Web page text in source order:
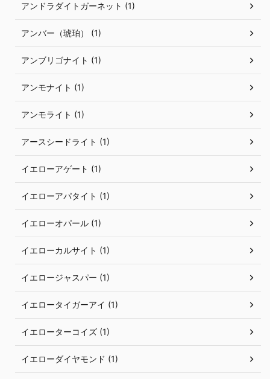
アンドラダイトガーネット (1)
アンバー（琥珀） (1)
アンブリゴナイト (1)
アンモナイト (1)
アンモライト (1)
アースシードライト (1)
イエローアゲート (1)
イエローアパタイト (1)
イエローオパール (1)
イエローカルサイト (1)
イエロージャスパー (1)
イエロータイガーアイ (1)
イエローターコイズ (1)
イエローダイヤモンド (1)